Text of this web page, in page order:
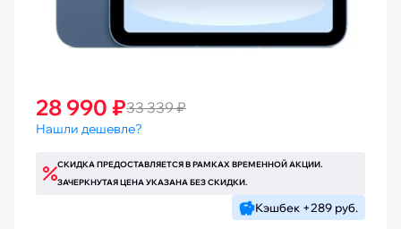
28 990 ₽33 339 ₽
Нашли дешевле?
СКИДКА ПРЕДОСТАВЛЯЕТСЯ В РАМКАХ ВРЕМЕННОЙ АКЦИИ.
ЗАЧЕРКНУТАЯ ЦЕНА УКАЗАНА БЕЗ СКИДКИ.
Кэшбек +289 руб.